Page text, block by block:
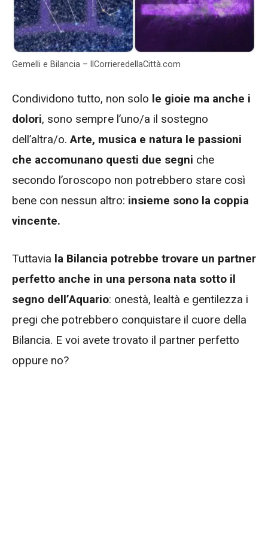
Gemelli e Bilancia – IlCorrieredellaCittà.com
Condividono tutto, non solo le gioie ma anche i
dolori, sono sempre l’uno/a il sostegno
dell’altra/o.Arte, musica e natura le passioni
che accomunano questi due segni che
secondo l’oroscopo non potrebbero stare così
bene con nessun altro: insieme sono la coppia
vincente.
Tuttavia la Bilancia potrebbe trovare un partner
perfetto anche in una persona nata sotto il
segno dell’Aquario: onestà, lealtà e gentilezza i
pregi che potrebbero conquistare il cuore della
Bilancia. E voi avete trovato il partner perfetto
oppure no?